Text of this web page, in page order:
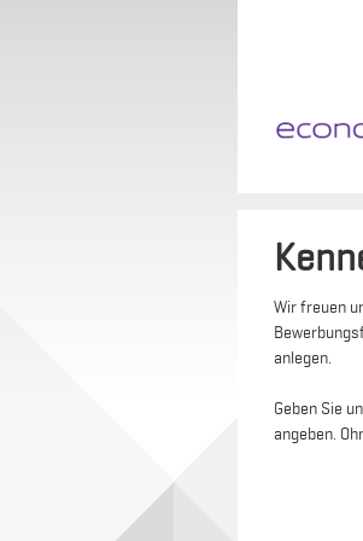
Wir freuen
anlegen.
Geben Sie
angeben.